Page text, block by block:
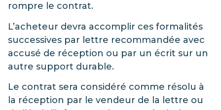
rompre le contrat.
L’acheteur devra accomplir ces formalités
successives par lettre recommandée avec
accusé de réception ou par un écrit sur un
autre support durable.
Le contrat sera considéré comme résolu à
la réception par le vendeur de la lettre ou